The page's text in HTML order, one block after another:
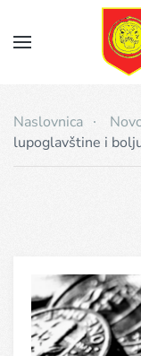
Ova
web
sustav
pristupačnosti.
content
Naslovnica
lupoglavštine i